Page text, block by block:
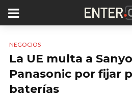
NEGOCIOS
La UE multa a
Panasonic por fijar
baterías